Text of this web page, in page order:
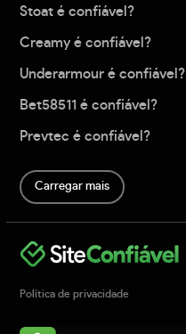
Stoat é confiável?
Creamy é confiável?
Underarmour é confiável?
Bet58511 é confiável?
Prevtec é confiável?
Carregar mais
Política de privacidade